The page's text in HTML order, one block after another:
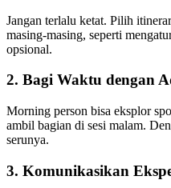
Jangan terlalu ketat. Pilih
masing-masing, seperti
opsional.
2. Bagi Waktu dengan
Morning person bisa eksplor
ambil bagian di sesi malam.
serunya.
3. Komunikasikan